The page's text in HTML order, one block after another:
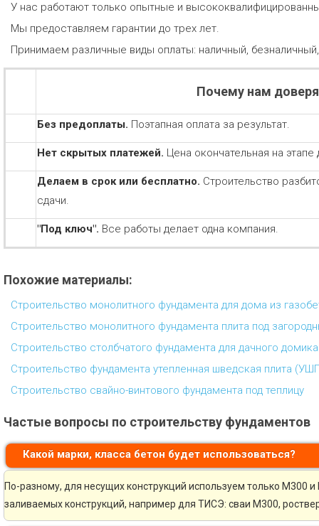
У нас работают только опытные и
Мы предоставляем гарантии до трех лет.
Принимаем различные виды оплаты: наличный,
Почему нам
Без предоплаты. Поэтапная оплата за результат.
Нет скрытых платежей. Цена окончательная на этапе
Делаем в срок или бесплатно. Строительство
сдачи.
"Под ключ". Все работы делает одна компания.
Похожие материалы:
Строительство монолитного фундамента для дома из
Строительство монолитного фундамента плита под
Строительство столбчатого фундамента для дачного
Строительство фундамента утепленная шведская плита
Строительство свайно-винтового фундамента под теплицу
Частые вопросы по строительству фундаментов
Какой марки, класса бетон будет использоваться?
По-разному, для несущих конструкций используем только М300
заливаемых конструкций, например для ТИСЭ: сваи М300,